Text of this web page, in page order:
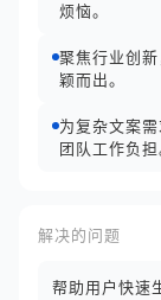
烦恼。
聚焦行业创
颖而出。
为复杂文案
团队工作负担
解决的问题
帮助用户快速